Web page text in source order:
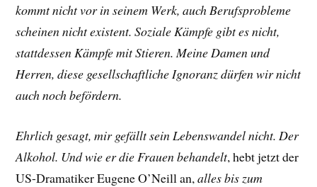
kommt nicht vor in seinem Werk, auch Berufsprobleme
scheinen nicht existent. Soziale Kämpfe gibt es nicht,
stattdessen Kämpfe mit Stieren. Meine Damen und
Herren, diese gesellschaftliche Ignoranz dürfen wir nicht
auch noch befördern.
Ehrlich gesagt, mir gefällt sein Lebenswandel nicht. Der
Alkohol. Und wie er die Frauen behandelt, hebt jetzt der
US-DramatikerEugene O’Neillan,alles bis zum